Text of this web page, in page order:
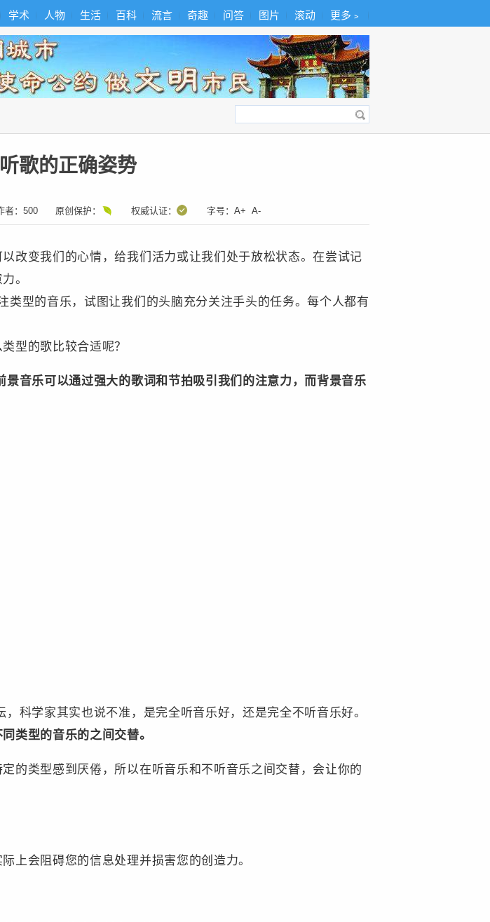
学术 人物 生活 百科 流言 奇趣 问答 图片 滚动 更多﹥
歌的正确姿势
者： 500 原创保护： 权威认证： 字号： A+ A-
改变我们的心情，给我们活力或让我们处于放松状态。在尝试记
。
型的音乐，试图让我们的头脑充分关注手头的任务。每个人都有
型的歌比较合适呢？
音乐可以通过强大的歌词和节拍吸引我们的注意力，而背景音乐
科学家其实也说不准，是完全听音乐好，还是完全不听音乐好。
类型的音乐的之间交替。
的类型感到厌倦，所以在听音乐和不听音乐之间交替，会让你的
上会阻碍您的信息处理并损害您的创造力。